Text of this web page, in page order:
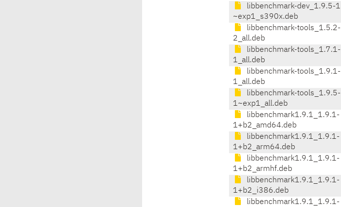
libbenchmark-dev_1.9.5-1
~exp1_s390x.deb
libbenchmark-tools_1.5.2-
2_all.deb
libbenchmark-tools_1.7.1-
1_all.deb
libbenchmark-tools_1.9.1-
1_all.deb
libbenchmark-tools_1.9.5-
1~exp1_all.deb
libbenchmark1.9.1_1.9.1-
1+b2_amd64.deb
libbenchmark1.9.1_1.9.1-
1+b2_arm64.deb
libbenchmark1.9.1_1.9.1-
1+b2_armhf.deb
libbenchmark1.9.1_1.9.1-
1+b2_i386.deb
libbenchmark1.9.1_1.9.1-